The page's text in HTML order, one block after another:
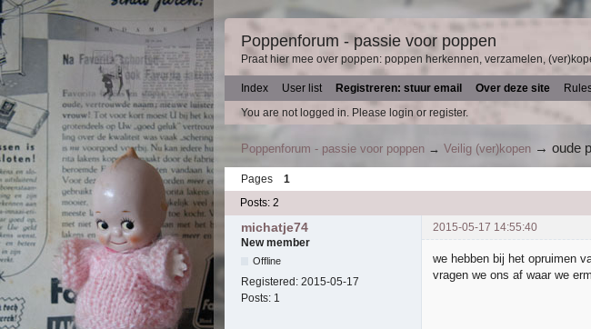
Poppenforum - passie voor poppen
Praat hier mee over poppen: poppen herkennen, verzamelen,
Index User list Registreren: stuur email Over deze site
You are not logged in. Please login or register.
Poppenforum - passie voor poppen →Veilig (ver)kopen →oude
Pages 1
Posts: 2
michatje74
2015-05-17 14:55:40
New member
Offline
Registered: 2015-05-17
Posts: 1
we hebben bij het opruimen
vragen we ons af waar we